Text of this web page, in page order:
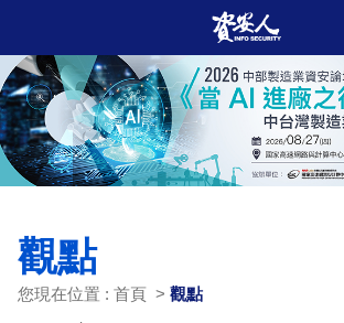
觀點
您現在位置 : 首頁 > 觀點